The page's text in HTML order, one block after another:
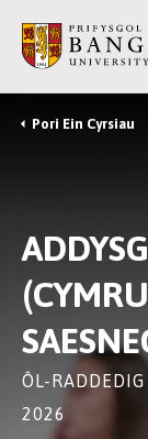
Prif
Gynnwys
Pori Ein Cyrsiau
ÔL-
2026